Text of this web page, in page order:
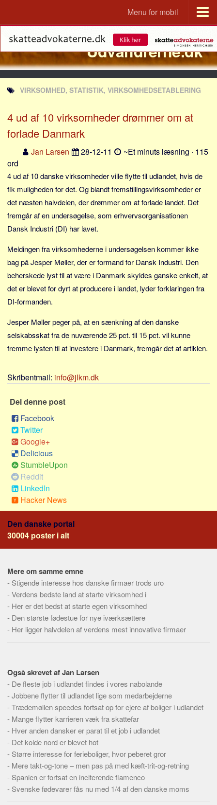
Menu for mobil
Portal
Udvandrerne.dk
Utvandrerne.no
Utvandrarna.se
Tyskland.dk
England.dk
Lande
Tyrkiet
Spanien
Frankrig
Sverige
Thailand
Italien
USA
Nøgleord
Bolig
Virksomhed
Pension og opsparing
Forbrug
Social sikring og sundhed
Transport
Alle
Aspekter
Køb og salg
Jura og regler
Skatter og afgifter
Praktisk
Alle
Meta
Dokumenttyper
Personer
Steder
Kilder
Om
Webstedet
Forhistorien
Redigering
Tekstannoncer
Udvandrerne.dk
VIRKSOMHED, STATISTIK, VIRKSOMHEDSETABLERING
4 ud af 10 virksomheder drømmer om at
forlade Danmark
Jan Larsen 28-12-11
~Et minuts læsning · 115
ord
4 ud af 10 danske virksomheder ville flytte til udlandet, hvis de
fik muligheden for det. Og blandt fremstillingsvirksomheder er
det næsten halvdelen, der drømmer om at forlade landet. Det
fremgår af en undersøgelse, som erhvervsorganisationen
Dansk Industri (DI) har lavet.
Meldingen fra virksomhederne i undersøgelsen kommer ikke
bag på Jesper Møller, der er formand for Dansk Industri. Den
beherskede lyst til at være i Danmark skyldes ganske enkelt, at
det er blevet for dyrt at producere i landet, lyder forklaringen fra
DI-formanden.
Jesper Møller peger på, at en sænkning af den danske
selskabsskat fra de nuværende 25 pct. til 15 pct. vil kunne
fremme lysten til at investere i Danmark, fremgår det af artiklen.
Skribentmail: info@jlkm.dk
Del denne post
Facebook
Twitter
Google+
Delicious
StumbleUpon
Reddit
LinkedIn
Hacker News
Den danske portal
30004 poster i alt
Mere om samme emne
- Stigende interesse hos danske firmaer trods uro
-Verdens bedste land at starte virksomhed i
- Her er det bedst at starte egen virksomhed
- Den største fødestue for nye iværksættere
- Her ligger halvdelen af verdens mest innovative firmaer
Også skrevet af Jan Larsen
- De fleste job i udlandet findes i vores nabolande
-Jobbene flytter til udlandet lige som medarbejderne
-Trædemøllen speedes fortsat op for ejere af boliger i udlandet
- Mange flytter karrieren væk fra skattefar
- Hver anden dansker er parat til et job i udlandet
- Det kolde nord er blevet hot
- Større interesse for ferieboliger, hvor peberet gror
- Mere takt-og-tone – men pas på med kæft-trit-og-retning
- Spanien er fortsat en inciterende flamenco
- Svenske fødevarer fås nu med 1/4 af den danske moms